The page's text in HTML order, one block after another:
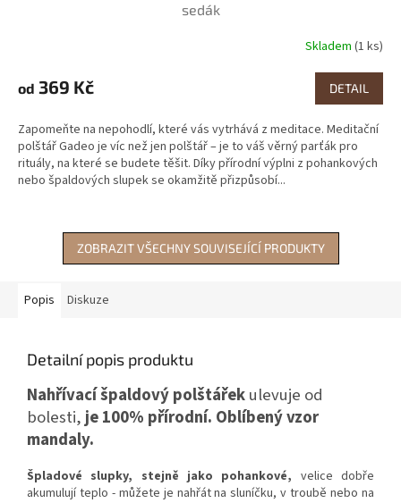
sedák
produktu
je
z
5
hvězdiček.
Skladem(1 ks)
od 369 Kč DETAIL
Zapomeňte na nepohodlí, které vás vytrhává z meditace. Meditační
polštář Gadeo je víc než jen polštář – je to váš věrný parťák pro
rituály, na které se budete těšit. Díky přírodní výplni z pohankových
nebo špaldových slupek se okamžitě přizpůsobí...
ZOBRAZIT VŠECHNY SOUVISEJÍCÍ PRODUKTY
Popis Diskuze
Detailní popis produktu
Nahřívací špaldový polštářekulevuje od
bolesti, je 100% přírodní. Oblíbený vzor
mandaly.
Špladové slupky, stejně jako pohankové, velice dobře
akumulují teplo - můžete je nahřát na sluníčku, v troubě nebo na